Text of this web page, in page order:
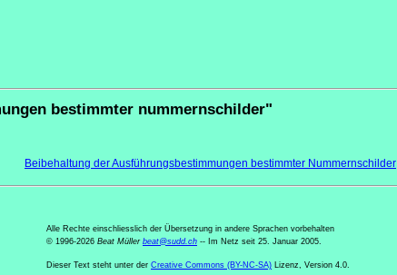
bestimmter nummernschilder"
Beibehaltung der Ausführungsbestimmungen bestimmter Nummernschilder
Alle Rechte einschliesslich der Übersetzung in andere Sprachen vorbehalten
© 1996-2026 Beat Müller beat@sudd.ch -- Im Netz seit 25. Januar 2005.
Dieser Text steht unter der Creative Commons (BY-NC-SA) Lizenz, Version 4.0.